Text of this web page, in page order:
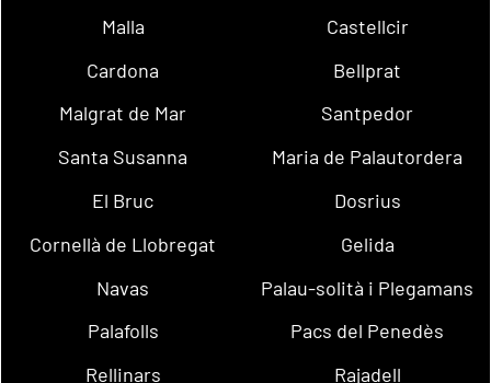
Malla
Castellcir
Cardona
Bellprat
Malgrat de Mar
Santpedor
Santa Susanna
Maria de Palautordera
El Bruc
Dosrius
Cornellà de Llobregat
Gelida
Navas
Palau-solità i Plegamans
Palafolls
Pacs del Penedès
Rellinars
Rajadell